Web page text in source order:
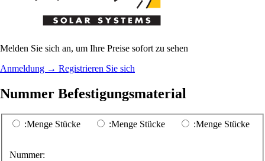
Melden Sie sich an, um Ihre Preise sofort zu sehen
Anmeldung → Registrieren Sie sich
Nummer Befestigungsmaterial
:Menge Stücke :Menge Stücke :Menge Stücke
Nummer: